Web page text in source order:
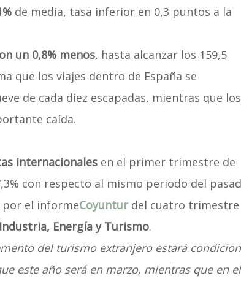
de media, tasa inferior en 0,3 puntos a la
un 0,8% menos, hasta alcanzar los 159,5
que los viajes dentro de España se
de cada diez escapadas, mientras que los
caída.
internacionalesen el primer trimestre de
con respecto al mismo periodo del
por el informeCoyunturdel cuatro trimestre
Energía y Turismo.
del turismo extranjero estará
este año será en marzo, mientras que en el